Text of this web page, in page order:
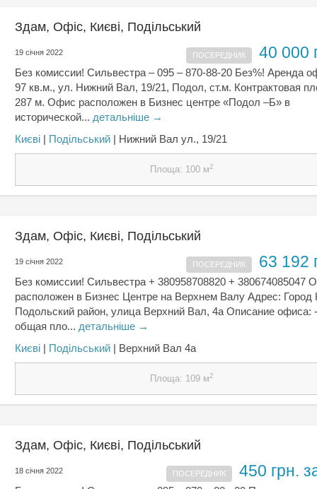
Здам, Офіс, Києвi, Подільський
19 січня 2022 ПОСЕРЕДНИК 40 000
Без комиссии! Сильвестра – 095 – 870-88-20 Без%! Аренда
97 кв.м., ул. Нижний Вал, 19/21, Подол, ст.м. Контрактовая
287 м. Офис расположен в Бизнес центре «Подол –Б» в
исторической... детальніше →
Києвi | Подільський | Нижний Вал ул., 19/21
Площа: 100 м2
Здам, Офіс, Києвi, Подільський
19 січня 2022 ПОСЕРЕДНИК 63 192
Без комиссии! Сильвестра + 380958708820 + 380674085047
расположен в Бизнес Центре на Верхнем Валу Адрес: Город
Подольский район, улица Верхний Вал, 4а Описание офиса: -
общая пло... детальніше →
Києвi | Подільський | Верхний Вал 4а
Площа: 109 м2
Здам, Офіс, Києвi, Подільський
18 січня 2022 ПОСЕРЕДНИК 450 грн.